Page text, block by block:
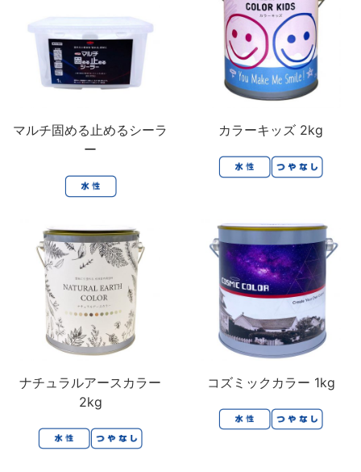
マルチ固める止めるシーラ
ー
カラーキッズ 2kg
ナチュラルアースカラー
2kg
コズミックカラー 1kg